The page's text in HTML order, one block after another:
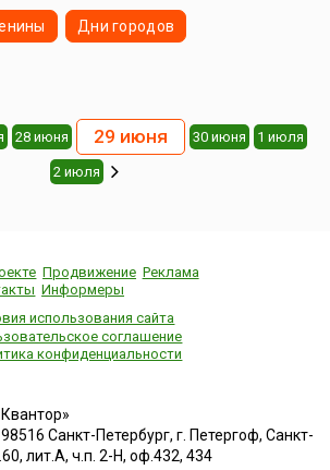
Дни городов
28 июня 29 июня 30 июня 1 июля
2 июля
Продвижение Реклама
Информеры
использования сайта
соглашение
конфиденциальности
Санкт-Петербург, г. Петергоф, Санкт-
лит.А, ч.п. 2-Н, оф.432, 434